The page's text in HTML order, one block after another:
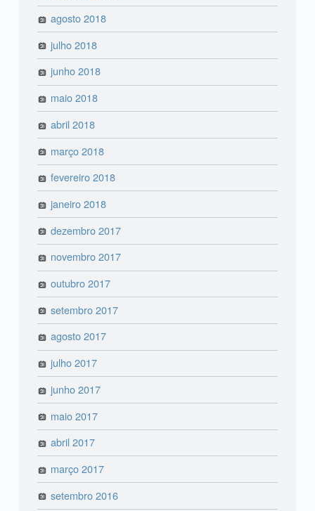
agosto 2018
julho 2018
junho 2018
maio 2018
abril 2018
março 2018
fevereiro 2018
janeiro 2018
dezembro 2017
novembro 2017
outubro 2017
setembro 2017
agosto 2017
julho 2017
junho 2017
maio 2017
abril 2017
março 2017
setembro 2016